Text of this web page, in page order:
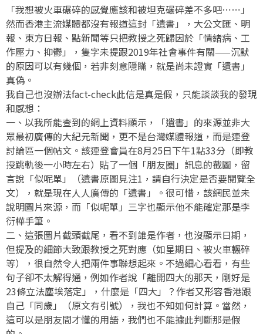
「我想被火車碾碎的感覺應該和被坦克碾碎差不多吧⋯⋯」
然而香港主流媒體都沒有報道這封「遺書」，大公文匯、明
報、東方日報、點新聞等只把教授之死歸因於「情緒病、工
作壓力、抑鬱」，隻字未提跟2019年社會事件有關——沉默
的原因可以有幾個，若非刻意隱瞞，就是尚未證實「遺書」
真偽。
我自己也沒辦法fact-check此信是真是假，只能談談我的發現
和感想：
一、以我所能查到的網上資料顯示，「遺書」的來源並非大
眾最初廣傳的大紀元新聞，更不是台灣媒體報道，而是連登
討論區一個帖文。該連登會員在8月25日下午1點33分（即教
授跳軌後一小時左右）貼了一個「朋友圈」訊息的截圖，留
言說「似呢單」（遺書原圖見注1，請自行決定是否要閱覽全
文），就是現在人人廣傳的「遺書」。很可惜，該網民並未
說明圖片來源，而「似呢單」三字也顯示他不能確定那是李
衍樺手筆。
二、這張圖片截頭截尾，看不到誰是作者，也沒顯示日期，
但提及的細節大致跟教授之死對應（如星期日、被火車輾碎
等），很自然令人把兩件事聯想起來。不過細心看看，有些
句子卻不太解得通，例如作者說「離開四大的那天，剛好是
23條立法塵埃落定」，什麼是「四大」？作者又形容香港跟
自己「同歲」（原文有引號），我也不知如何計算。當然，
這可以是朋友間才懂的用語，我們也不能據此判斷那是假